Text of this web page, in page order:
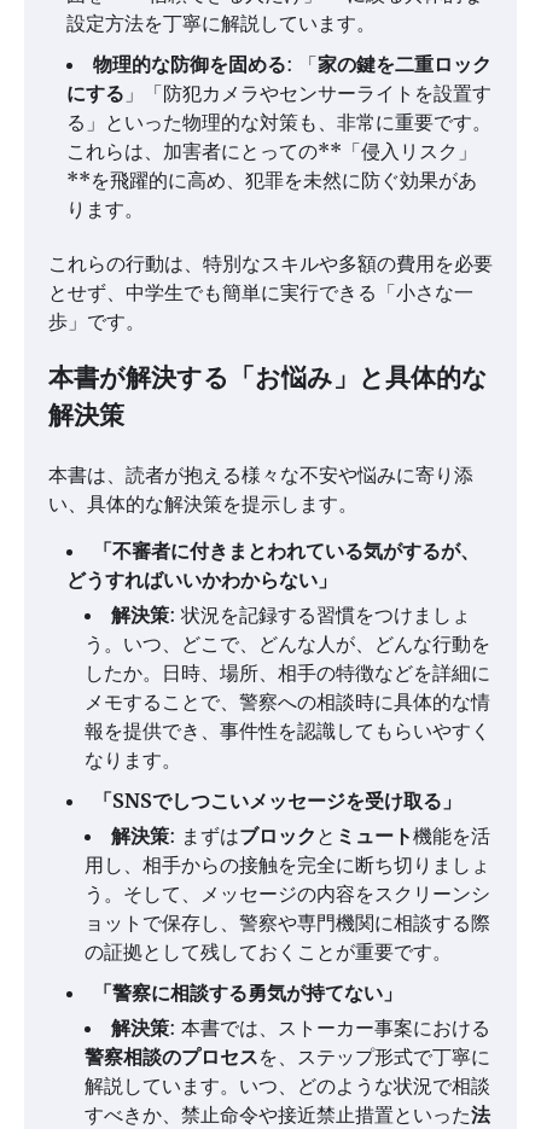
設定方法を丁寧に解説しています。
物理的な防御を固める: 「家の鍵を二重ロック
にする 」「防犯カメラやセンサーライトを設置す
る」といった物理的な対策も、非常に重要です。
これらは、加害者にとっての**「侵入リスク」
**を飛躍的に高め、犯罪を未然に防ぐ効果があ
ります。
これらの行動は、特別なスキルや多額の費用を必要
とせず、中学生でも簡単に実行できる「小さな一
歩」です。
本書が解決する「お悩み」と具体的な
解決策
本書は、読者が抱える様々な不安や悩みに寄り添
い、具体的な解決策を提示します。
「不審者に付きまとわれている気がするが、
どうすればいいかわからない」
解決策: 状況を記録する習慣をつけましょ
う。いつ、どこで、どんな人が、どんな行動を
したか。日時、場所、相手の特徴などを詳細に
メモすることで、警察への相談時に具体的な情
報を提供でき、事件性を認識してもらいやすく
なります。
「SNSでしつこいメッセージを受け取る」
解決策: まずはブロック と ミュート機能を活
用し、相手からの接触を完全に断ち切りましょ
う。そして、メッセージの内容をスクリーンシ
ョットで保存し、警察や専門機関に相談する際
の証拠として残しておくことが重要です。
「警察に相談する勇気が持てない」
解決策: 本書では、ストーカー事案における
警察相談のプロセスを、ステップ形式で丁寧に
解説しています。いつ、どのような状況で相談
すべきか、禁止命令や接近禁止措置といった法